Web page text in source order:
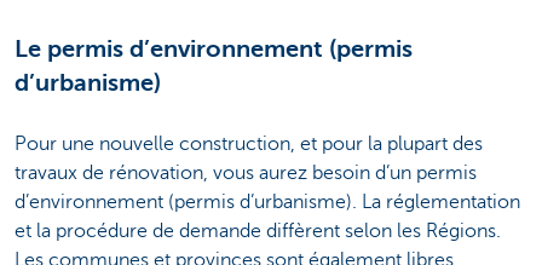
Le permis d’environnement (permis
d’urbanisme)
Pour une nouvelle construction, et pour la plupart des
travaux de rénovation, vous aurez besoin d’un permis
d’environnement (permis d’urbanisme). La réglementation
et la procédure de demande diffèrent selon les Régions.
Les communes et provinces sont également libres